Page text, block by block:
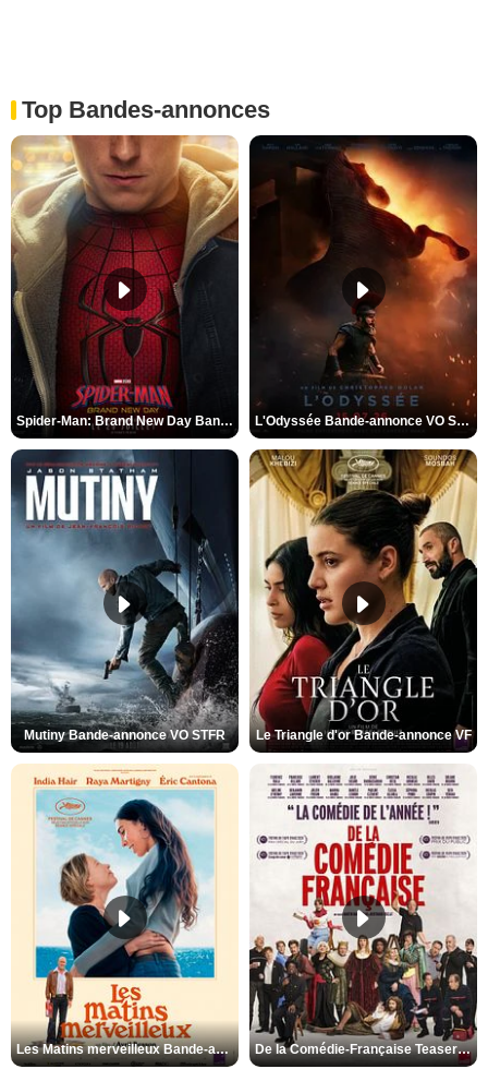
Top Bandes-annonces
Spider-Man: Brand New Day Bande-annonce VO STFR L'Odyssée Bande-annonce VO STFR
Mutiny Bande-annonce VO STFR Le Triangle d'or Bande-annonce VF
Les Matins merveilleux Bande-annonce VF De la Comédie-Française Teaser VF